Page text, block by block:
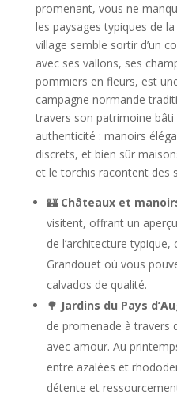
promenant, vous ne
les paysages typiques de
village semble sortir d’un
avec ses vallons, ses
pommiers en fleurs, est
campagne normande
travers son patrimoine
authenticité : manoirs
discrets, et bien sûr
et le torchis racontent des
🏰 Châteaux et
visitent, offrant un
de l’architecture
Grandouet où vous
calvados de qualité.
🌳 Jardins du Pays
de promenade à travers
avec amour. Au
entre azalées et
détente et